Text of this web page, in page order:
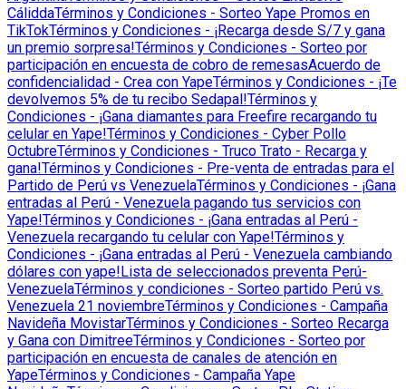
CáliddaTérminos y Condiciones - Sorteo Yape Promos en
TikTokTérminos y Condiciones - ¡Recarga desde S/7 y gana
un premio sorpresa!Términos y Condiciones - Sorteo por
participación en encuesta de cobro de remesasAcuerdo de
confidencialidad - Crea con YapeTérminos y Condiciones - ¡Te
devolvemos 5% de tu recibo Sedapal!Términos y
Condiciones - ¡Gana diamantes para Freefire recargando tu
celular en Yape!Términos y Condiciones - Cyber Pollo
OctubreTérminos y Condiciones - Truco Trato - Recarga y
gana!Términos y Condiciones - Pre-venta de entradas para el
Partido de Perú vs VenezuelaTérminos y Condiciones - ¡Gana
entradas al Perú - Venezuela pagando tus servicios con
Yape!Términos y Condiciones - ¡Gana entradas al Perú -
Venezuela recargando tu celular con Yape!Términos y
Condiciones - ¡Gana entradas al Perú - Venezuela cambiando
dólares con yape!Lista de seleccionados preventa Perú-
VenezuelaTérminos y condiciones - Sorteo partido Perú vs.
Venezuela 21 noviembreTérminos y Condiciones - Campaña
Navideña MovistarTérminos y Condiciones - Sorteo Recarga
y Gana con DimitreeTérminos y Condiciones - Sorteo por
participación en encuesta de canales de atención en
YapeTérminos y Condiciones - Campaña Yape